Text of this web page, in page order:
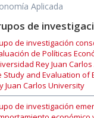
Aplicada
de
de investigación
de Políticas
Rey Juan
Study and Evaluation of
Juan Carlos University
de investigación